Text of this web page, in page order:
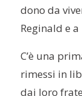
dono da
Reginald e
C’è una
rimessi in
dai loro